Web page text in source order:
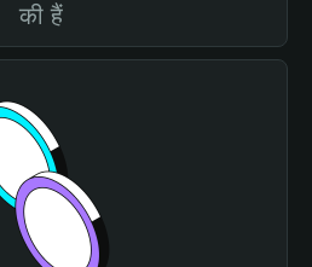
की हैं